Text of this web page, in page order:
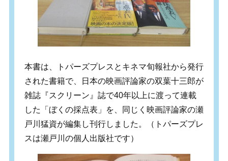
本書は、トパーズプレスとキネマ旬報社から発行
された書籍で、日本の映画評論家の双葉十三郎が
雑誌『スクリーン』誌で40年以上に渡って連載
した「ぼくの採点表」を、同じく映画評論家の瀬
戸川猛資が編集し刊行しました。（トパーズプレ
スは瀬戸川の個人出版社です）